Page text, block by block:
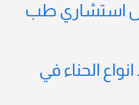
استشاري طب
الحناء في